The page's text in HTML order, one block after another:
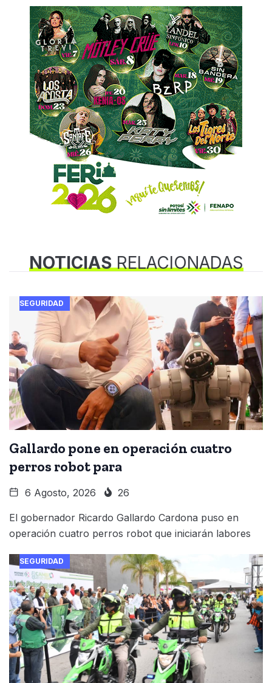
NOTICIASRELACIONADAS
SEGURIDAD
Gallardo pone en operación cuatro
perros robot para
6 Agosto, 2026 26
El gobernador Ricardo Gallardo Cardona puso en
operación cuatro perros robot que iniciarán labores
SEGURIDAD